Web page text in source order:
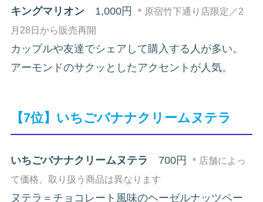
キングマリオン 1,000円
＊原宿竹下通り店限定／2
月28日から販売再開
カップルや友達でシェアして購入する人が多い。
アーモンドのサクッとしたアクセントが人気。
【7位】いちごバナナクリームヌテラ
いちごバナナクリームヌテラ 700円
＊店舗によっ
て価格、取り扱う商品は異なります
ヌテラ＝チョコレート風味のヘーゼルナッツペー